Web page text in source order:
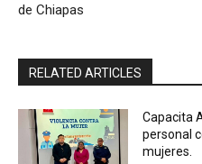
de Chiapas
RELATED ARTICLES
Capacita
personal
mujeres.